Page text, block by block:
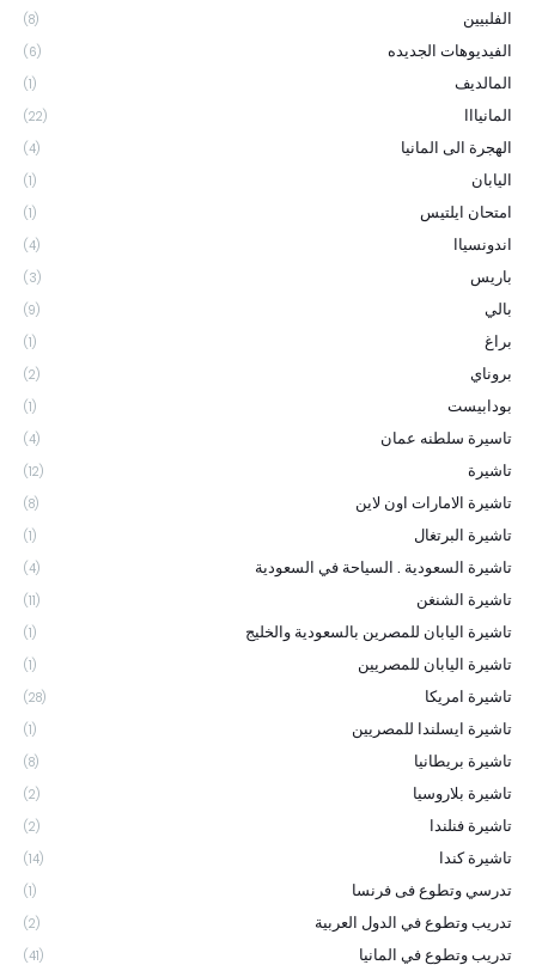
الفلبيين (8)
الفيديوهات الجديده (6)
المالديف (1)
المانيااا (22)
الهجرة الى المانيا (4)
اليابان (1)
امتحان ايلتيس (1)
اندونسياا (4)
باريس (3)
بالي (9)
براغ (1)
بروناي (2)
بودابيست (1)
تاسيرة سلطنه عمان (4)
تاشيرة (12)
تاشيرة الامارات اون لاين (8)
تاشيرة البرتغال (1)
تاشيرة السعودية . السياحة في السعودية (4)
تاشيرة الشنغن (11)
تاشيرة اليابان للمصرين بالسعودية والخليج (1)
تاشيرة اليابان للمصريين (1)
تاشيرة امريكا (28)
تاشيرة ايسلندا للمصريين (1)
تاشيرة بريطانيا (8)
تاشيرة بلاروسيا (2)
تاشيرة فنلندا (2)
تاشيرة كندا (14)
تدرسي وتطوع فى فرنسا (1)
تدريب وتطوع في الدول العربية (2)
تدريب وتطوع في المانيا (41)